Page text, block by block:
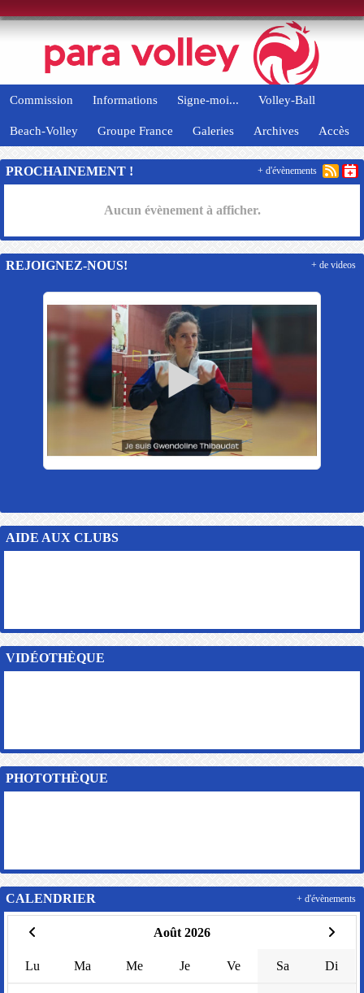
Commission Informations Signe-moi... Volley-Ball
Beach-Volley Groupe France Galeries Archives Accès
PROCHAINEMENT !
Aucun évènement à afficher.
+ d'évènements
REJOIGNEZ-NOUS! + de videos
AIDE AUX CLUBS
VIDÉOTHÈQUE
PHOTOTHÈQUE
CALENDRIER
Août 2026
Lu Ma Me Je Ve Sa Di
+ d'évènements